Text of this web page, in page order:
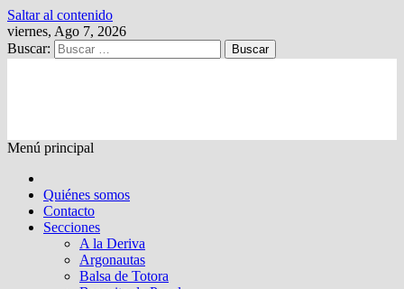
Saltar al contenido
viernes, Ago 7, 2026
Buscar:
Menú principal
Quiénes somos
Contacto
Secciones
A la Deriva
Argonautas
Balsa de Totora